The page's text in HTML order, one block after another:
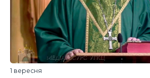
1 вересня